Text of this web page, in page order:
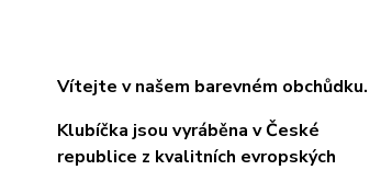
Vítejte v našem barevném obchůdku.
Klubíčka jsou vyráběna v České
republice z kvalitních evropských